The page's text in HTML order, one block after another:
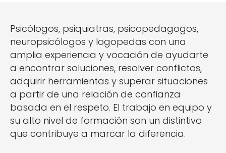
Psicólogos, psiquiatras, psicopedagogos,
neuropsicólogos y logopedas con una
amplia experiencia y vocación de ayudarte
a encontrar soluciones, resolver conflictos,
adquirir herramientas y superar situaciones
a partir de una relación de confianza
basada en el respeto. El trabajo en equipo y
su alto nivel de formación son un distintivo
que contribuye a marcar la diferencia.